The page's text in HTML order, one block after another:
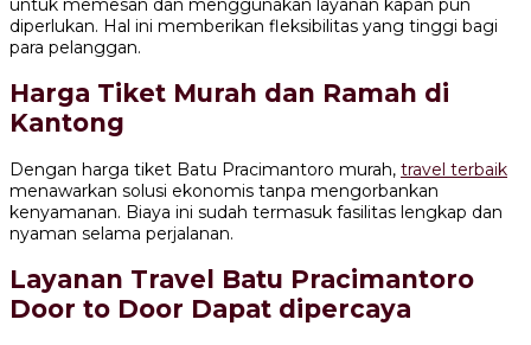
untuk memesan dan menggunakan layanan kapan pun
diperlukan. Hal ini memberikan fleksibilitas yang tinggi bagi
para pelanggan.
Harga Tiket Murah dan Ramah di
Kantong
Dengan harga tiket Batu Pracimantoro murah, travel terbaik
menawarkan solusi ekonomis tanpa mengorbankan
kenyamanan. Biaya ini sudah termasuk fasilitas lengkap dan
nyaman selama perjalanan.
Layanan Travel Batu Pracimantoro
Door to Door Dapat dipercaya